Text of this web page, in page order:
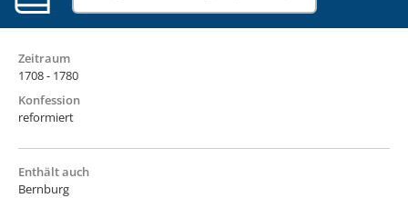
Zeitraum
1708 - 1780
Konfession
reformiert
Enthält auch
Bernburg